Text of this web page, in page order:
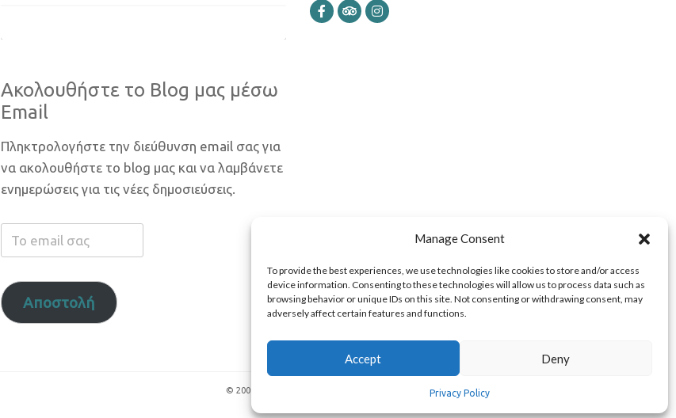
Manage Consent
To provide the best experiences, we use technologies like cookies to store and/or access
device information. Consenting to these technologies will allow us to process data such as
browsing behavior or unique IDs on this site. Not consenting or withdrawing consent, may
adversely affect certain features and functions.
Accept Deny
Privacy Policy
Ακολουθήστε το Blog μας μέσω
Email
Πληκτρολογήστε την διεύθυνση email σας για
να ακολουθήστε το blog μας και να λαμβάνετε
ενημερώσεις για τις νέες δημοσιεύσεις.
Το
email
Αποστολή
© 2009 - 2026 All rights reserved. Powered by Kappagram - Developed in